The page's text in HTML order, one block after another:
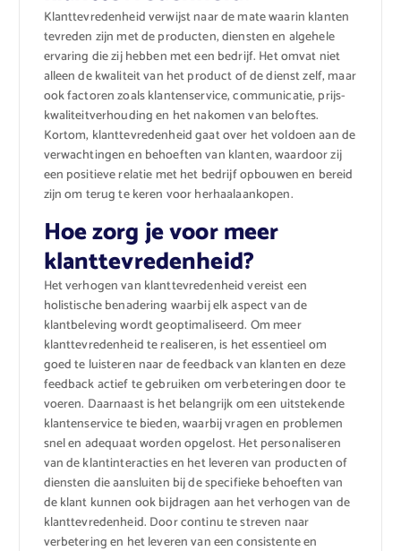
Klanttevredenheid verwijst naar de mate waarin klanten
tevreden zijn met de producten, diensten en algehele
ervaring die zij hebben met een bedrijf. Het omvat niet
alleen de kwaliteit van het product of de dienst zelf, maar
ook factoren zoals klantenservice, communicatie, prijs-
kwaliteitverhouding en het nakomen van beloftes.
Kortom, klanttevredenheid gaat over het voldoen aan de
verwachtingen en behoeften van klanten, waardoor zij
een positieve relatie met het bedrijf opbouwen en bereid
zijn om terug te keren voor herhaalaankopen.
Hoe zorg je voor meer
klanttevredenheid?
Het verhogen van klanttevredenheid vereist een
holistische benadering waarbij elk aspect van de
klantbeleving wordt geoptimaliseerd. Om meer
klanttevredenheid te realiseren, is het essentieel om
goed te luisteren naar de feedback van klanten en deze
feedback actief te gebruiken om verbeteringen door te
voeren. Daarnaast is het belangrijk om een uitstekende
klantenservice te bieden, waarbij vragen en problemen
snel en adequaat worden opgelost. Het personaliseren
van de klantinteracties en het leveren van producten of
diensten die aansluiten bij de specifieke behoeften van
de klant kunnen ook bijdragen aan het verhogen van de
klanttevredenheid. Door continu te streven naar
verbetering en het leveren van een consistente en